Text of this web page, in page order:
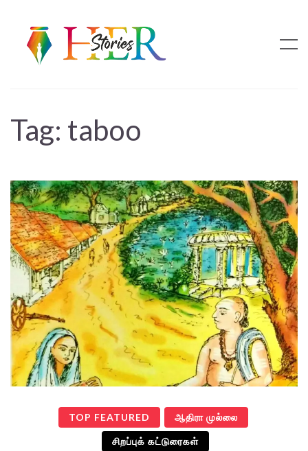
Tag: taboo
TOP FEATURED ஆதிரா முல்லை
சிறப்புக் கட்டுரைகள்